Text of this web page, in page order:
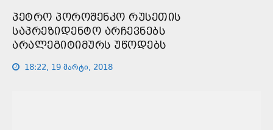
ᲞᲔᲢᲠᲝ ᲞᲝᲠᲝᲨᲔᲜᲙᲝ ᲠᲣᲡᲔᲗᲘᲡ
ᲡᲐᲞᲠᲔᲖᲘᲓᲔᲜᲢᲝ ᲐᲠᲩᲔᲕᲜᲔᲑᲡ
ᲐᲠᲐᲚᲔᲒᲘᲢᲘᲛᲣᲠᲡ ᲣᲬᲝᲓᲔᲑᲡ
18:22, 19 მარტი, 2018